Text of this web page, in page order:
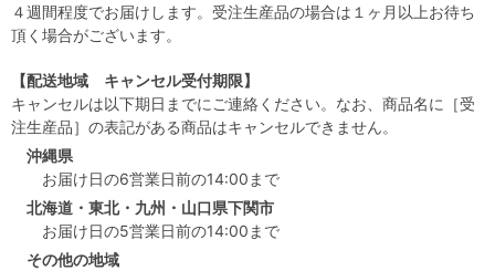
４週間程度でお届けします。受注生産品の場合は１ヶ月以上お待ち
頂く場合がございます。
【配送地域 キャンセル受付期限】
キャンセルは以下期日までにご連絡ください。なお、商品名に［受
注生産品］の表記がある商品はキャンセルできません。
沖縄県
お届け日の6営業日前の14:00まで
北海道・東北・九州・山口県下関市
お届け日の5営業日前の14:00まで
その他の地域